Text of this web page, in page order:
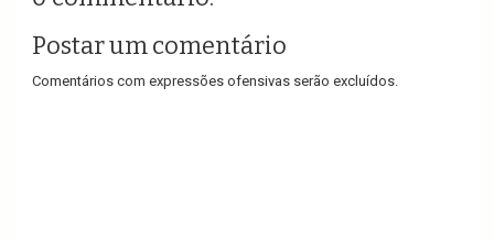
Postar um comentário
Comentários com expressões ofensivas serão excluídos.